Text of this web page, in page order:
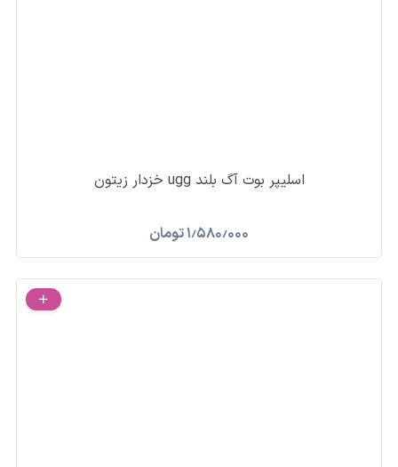
اسلیپر بوت آگ بلند ugg خزدار زیتون
۱٫۵۸۰٫۰۰۰تومان